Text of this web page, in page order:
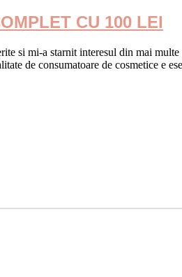
CU 100 LEI
si mi-a starnit interesul din mai
de consumatoare de cosmetice e